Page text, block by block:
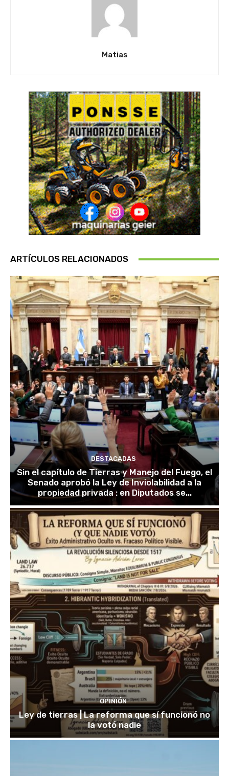
Matias
ARTÍCULOS RELACIONADOS
DESTACADAS
Sin el capítulo de Tierras y Manejo del Fuego, el
Senado aprobó la Ley de Inviolabilidad a la
propiedad privada : en Diputados se...
OPINIÓN
Ley de tierras | La reforma que sí funcionó no
la votó nadie